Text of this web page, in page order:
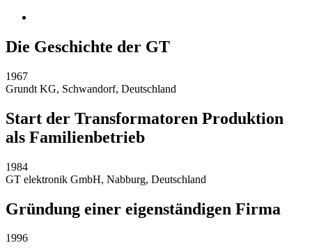
Die Geschichte der GT
1967
Grundt KG, Schwandorf, Deutschland
Start der Transformatoren Produktion
als Familienbetrieb
1984
GT elektronik GmbH, Nabburg, Deutschland
Gründung einer eigenständigen Firma
1996